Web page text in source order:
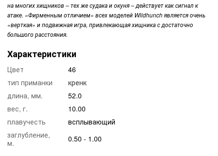
на многих хищников – тех же судака и окуня – действует как сигнал к
атаке. «Фирменным отличием» всех моделей Wildhunch является очень
«верткая» и подвижная игра, привлекающая хищника с достаточно
большого расстояния.
Характеристики
Цвет
46
тип приманки
кренк
длина, мм.
52.0
вес, г.
10.00
плавучесть
всплывающий
заглубление,
м.
0.50 - 1.00